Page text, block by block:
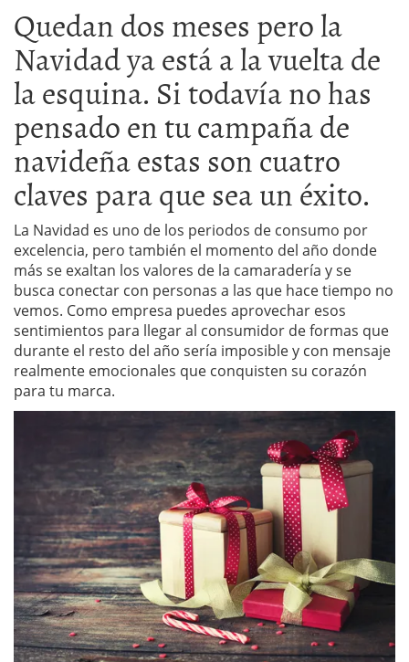
Quedan dos meses pero la
Navidad ya está a la vuelta de
la esquina. Si todavía no has
pensado en tu campaña de
navideña estas son cuatro
claves para que sea un éxito.
La Navidad es uno de los periodos de consumo por
excelencia, pero también el momento del año donde
más se exaltan los valores de la camaradería y se
busca conectar con personas a las que hace tiempo no
vemos. Como empresa puedes aprovechar esos
sentimientos para llegar al consumidor de formas que
durante el resto del año sería imposible y con mensaje
realmente emocionales que conquisten su corazón
para tu marca.